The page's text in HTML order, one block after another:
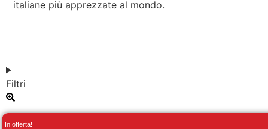
italiane più apprezzate al mondo.
Filtri
In offerta!